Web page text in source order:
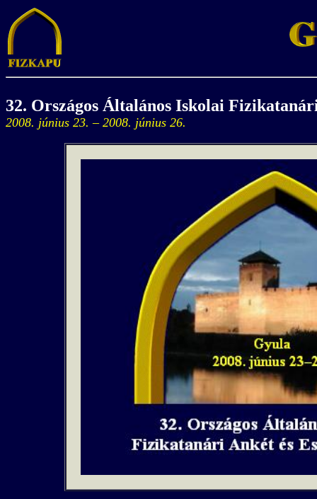
32. Országos Általános Iskolai
2008. június 23. – 2008. június 26.